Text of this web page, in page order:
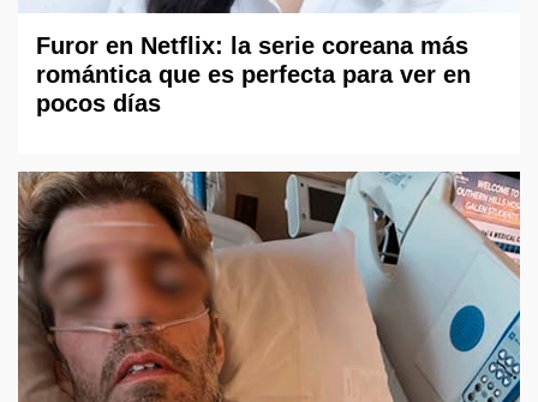
Furor en Netflix: la serie coreana más
romántica que es perfecta para ver en
pocos días